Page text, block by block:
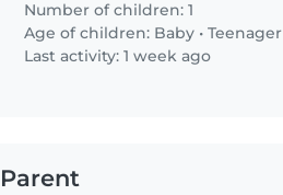
Number of children: 1
Age of children: Baby •Teenager
Last activity: 1 week ago
Parent